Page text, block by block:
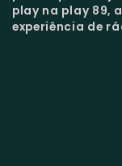
play na play 89,
experiência de